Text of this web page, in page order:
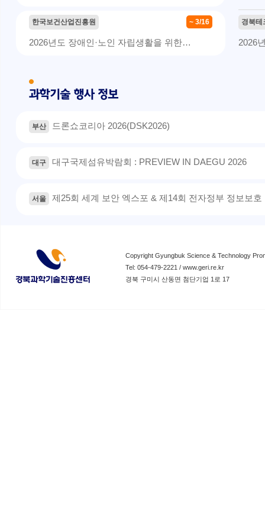
한국보건산업진흥원 ~ 3/16
2026년도 장애인·노인 자립생활을 위한…
경북테
2026
부산 드론쇼코리아 2026(DSK2026)
대구 대구국제섬유박람회 : PREVIEW IN DAEGU 2026
서울 제25회 세계 보안 엑스포 & 제14회 전자정부 정보보호
Copyright Gyungbuk Science & Technology
Tel: 054-479-2221 / www.geri.re.kr
경북 구미시 산동면 첨단기업 1로 17